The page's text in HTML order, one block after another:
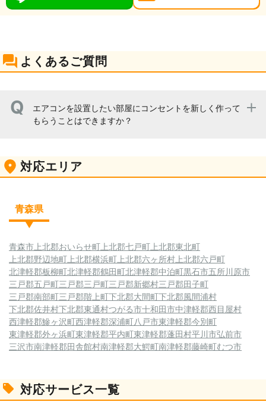
よくあるご質問
エアコンを設置したい部屋にコンセントを新しく作って
もらうことはできますか？
と思います。その際に工事方法や見積もりの提案をさせて
頂きます。
対応エリア
青森県
青森市 上北郡おいらせ町 上北郡七戸町 上北郡東北町
上北郡野辺地町 上北郡横浜町 上北郡六ヶ所村 上北郡六戸町
北津軽郡板柳町北津軽郡鶴田町北津軽郡中泊町黒石市五所川原市
三戸郡五戸町三戸郡三戸町三戸郡新郷村三戸郡田子町
三戸郡南部町三戸郡階上町下北郡大間町下北郡風間浦村
下北郡佐井村下北郡東通村つがる市十和田市中津軽郡西目屋村
西津軽郡鰺ヶ沢町西津軽郡深浦町八戸市東津軽郡今別町
東津軽郡外ヶ浜町東津軽郡平内町東津軽郡蓬田村平川市弘前市
三沢市南津軽郡田舎館村南津軽郡大鰐町南津軽郡藤崎町むつ市
対応サービス一覧